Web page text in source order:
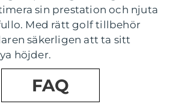
sin prestation och njuta
Med rätt golf tillbehör
säkerligen att ta sitt
höjder.
FAQ